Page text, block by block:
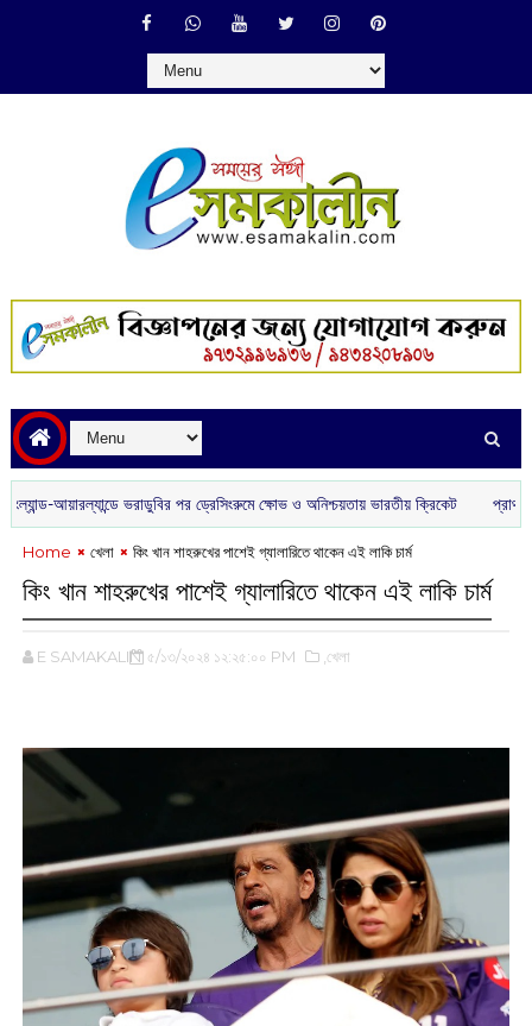
ভরাডুবির পর ড্রেসিংরুমে ক্ষোভ ও অনিশ্চয়তায় ভারতীয় ক্রিকেট প্রাথমিক শিক্ষকদের
Home খেলা কিং খান শাহরুখের পাশেই গ্যালারিতে থাকেন এই লাকি চাৰ্ম
কিং খান শাহরুখের পাশেই গ্যালারিতে থাকেন এই লাকি চাৰ্ম
E SAMAKALIN ৫/১৩/২০২৪ ১২:২৫:০০ PM ,খেলা